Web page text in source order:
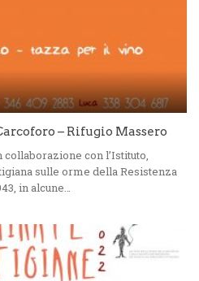
– Rifugio Massero
collaborazione con l’Istituto,
sulle orme della Resistenza
in alcune…